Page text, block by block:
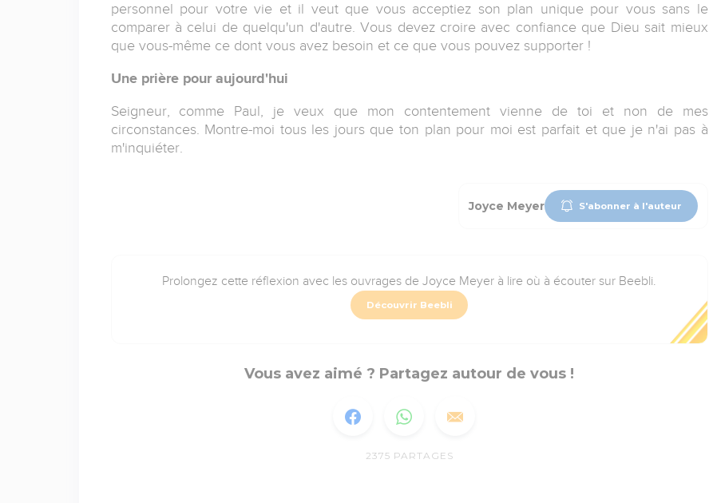
personnel pour votre vie et il veut que vous acceptiez son plan unique pour vous sans le
comparer à celui de quelqu'un d'autre. Vous devez croire avec confiance que Dieu sait mieux
que vous-même ce dont vous avez besoin et ce que vous pouvez supporter !
Une prière pour aujourd'hui
Seigneur, comme Paul, je veux que mon contentement vienne de toi et non de mes
circonstances. Montre-moi tous les jours que ton plan pour moi est parfait et que je n'ai pas à
m'inquiéter.
Joyce Meyer S'abonner à l'auteur
Prolongez cette réflexion avec les ouvrages de Joyce Meyer à lire où à écouter sur Beebli.
Découvrir Beebli
Vous avez aimé ? Partagez autour de vous !
2375 PARTAGES